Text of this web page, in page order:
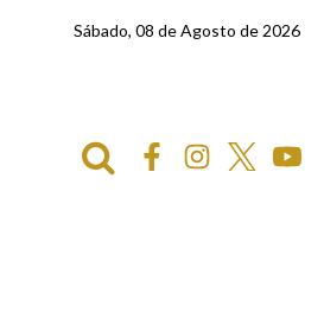
Sábado, 08 de Agosto de 2026